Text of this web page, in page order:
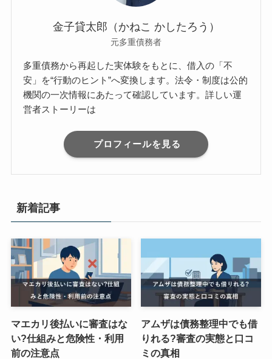
金子貸太郎（かねこ かしたろう）
元多重債務者
多重債務から再起した実体験をもとに、借入の「不
安」を“行動のヒント”へ変換します。法令・制度は公的
機関の一次情報にあたって確認しています。詳しい運
営者ストーリーは
プロフィールを見る
新着記事
マエカリ後払いに審査はな
い?仕組みと危険性・利用
前の注意点
アムザは債務整理中でも借
りれる?審査の実態と口コ
ミの真相